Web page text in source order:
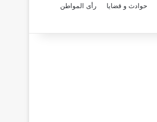
حوادث و قضايا رأى المواطن